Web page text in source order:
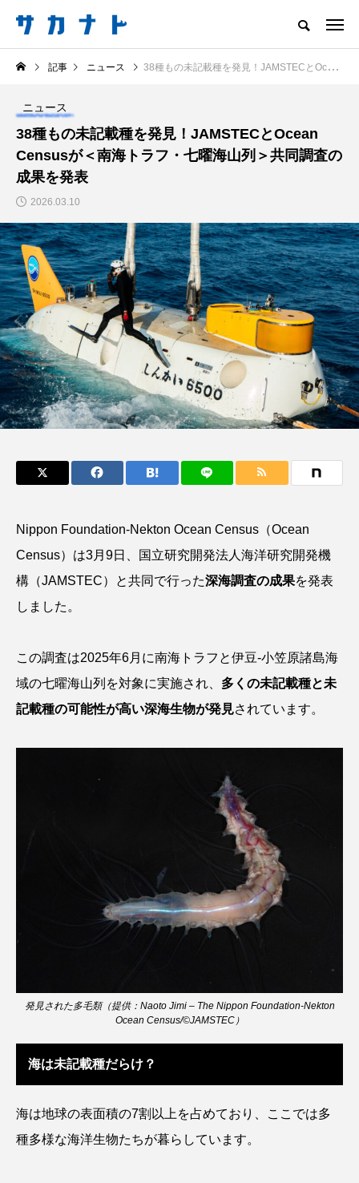
サカナをもっと好きになる
知る 食べる 楽しむ 創る
注目記事 サカナを知ろう
食べる
＜ツバメウオ＞は意外
と美味しい！ “でかい
鰭”が特徴的な魚を実
際に食べてみた
椎名まさ
と
2026.08.05
＜なぜ釣り人は魚拓を
とるのか？＞ 魚拓が
もつ不思議な力──祖
父と子の魚拓からその
意味を問いなおす
清水む
み
2026.08.09
キーワードから探す
アイゴ アイナメ アオウオ アオザメ
アオリイカ アカアジ アカカサゴ
アカムツ アカメ アクアリウム
アサヒガニ アザアシ アシカ アジ
アマゴ
アメリカザリガニ
アリゲーターガー
イカ イカナゴ イクラ
イトヒキアジ
イリエワニ イワナ インドネシア
ウマヅラハギ ウミウシ エイ
記事 ニュース 38種もの未記載種を発見！JAMSTECとOcean Censusが＜南海トラフ・七曜海山列＞共同調査の成果を発表
ニュース
38種もの未記載種を発見！JAMSTECとOcean
Censusが＜南海トラフ・七曜海山列＞共同調査の
成果を発表
2026.03.10
Nippon Foundation-Nekton Ocean Census（Ocean
Census）は3月9日、国立研究開発法人海洋研究開発機
構（JAMSTEC）と共同で行った深海調査の成果を発表
しました。
この調査は2025年6月に南海トラフと伊豆-小笠原諸島海
域の七曜海山列を対象に実施され、 多くの未記載種と未
記載種の可能性が高い深海生物が発見されています。
発見された多毛類（提供：Naoto Jimi – The Nippon Foundation-Nekton
Ocean Census/©JAMSTEC）
海は未記載種だらけ？
海は地球の表面積の7割以上を占めており、ここでは多
種多様な海洋生物たちが暮らしています。